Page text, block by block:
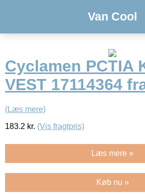
Van Cool
Cyclamen PCTIA
VEST 17114364
(Læs mere)
183.2 kr. (Vis fragtpris)
Læs mere »
Køb nu »